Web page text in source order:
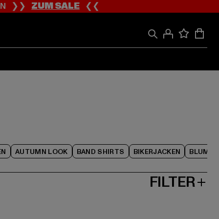
❯❯ZUM SALE❮❮
AUTUMN LOOK BAND SHIRTS BIKERJACKEN
FILTER